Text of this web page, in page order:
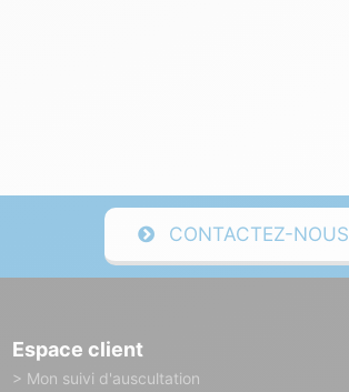
CONTACTEZ-NOUS
Espace client
> Mon suivi d'auscultation